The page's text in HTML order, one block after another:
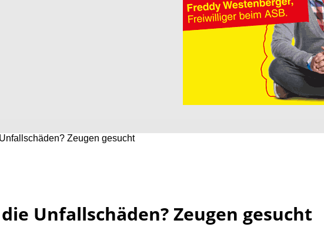
Zeugen gesucht
Unfallschäden? Zeugen gesucht